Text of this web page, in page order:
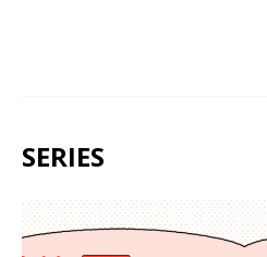
SERIES